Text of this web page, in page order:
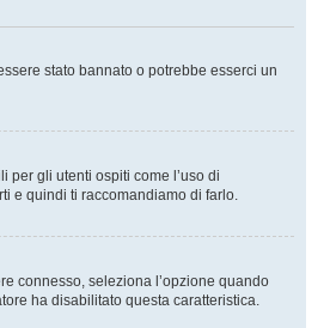
stato bannato o potrebbe esserci un
gli utenti ospiti come l’uso di
e quindi ti raccomandiamo di farlo.
connesso, seleziona l’opzione quando
ha disabilitato questa caratteristica.